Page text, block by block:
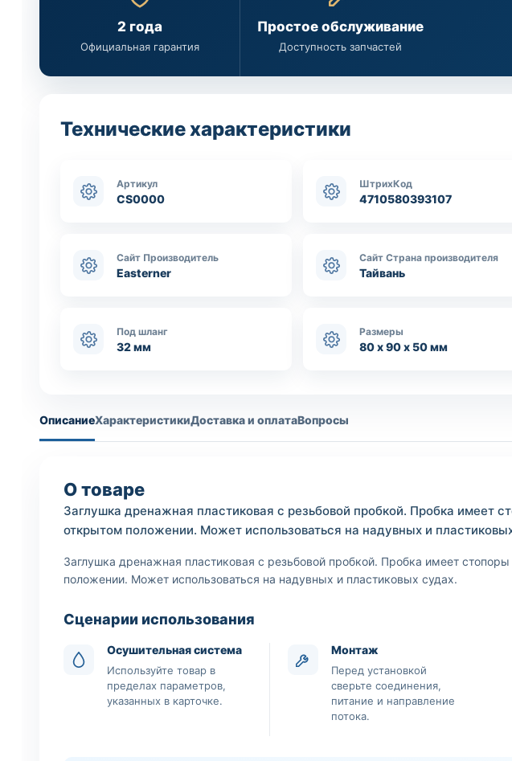
2 года
Официальная гарантия
Простое обслуживание
Доступность запчастей
Технические характеристики
Артикул
CS0000
ШтрихКод
4710580393107
Сайт Производитель
Easterner
Сайт Страна производителя
Тайвань
Под шланг
32 мм
Размеры
80 х 90 х 50 мм
ОписаниеХарактеристикиДоставка и оплатаВопросы
О товаре
Заглушка дренажная пластиковая с резьбовой пробкой. Пробка имеет
открытом положении. Может использоваться на надувных и
Заглушка дренажная пластиковая с резьбовой пробкой. Пробка имеет
положении. Может использоваться на надувных и пластиковых судах.
Сценарии использования
Осушительная система
Используйте товар в
пределах параметров,
указанных в карточке.
Монтаж
Перед установкой
сверьте соединения,
питание и направление
потока.